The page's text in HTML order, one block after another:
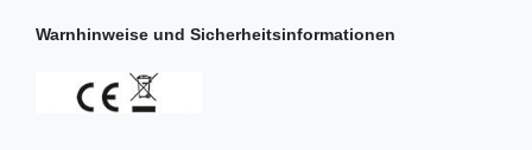
Warnhinweise und Sicherheitsinformationen